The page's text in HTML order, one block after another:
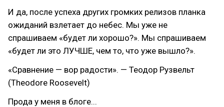
И да, после успеха других громких релизов планка
ожиданий взлетает до небес. Мы уже не
спрашиваем «будет ли хорошо?». Мы спрашиваем
«будет ли это ЛУЧШЕ, чем то, что уже вышло?».
«Сравнение — вор радости». — Теодор Рузвельт
(Theodore Roosevelt)
Прода у меня в блоге...